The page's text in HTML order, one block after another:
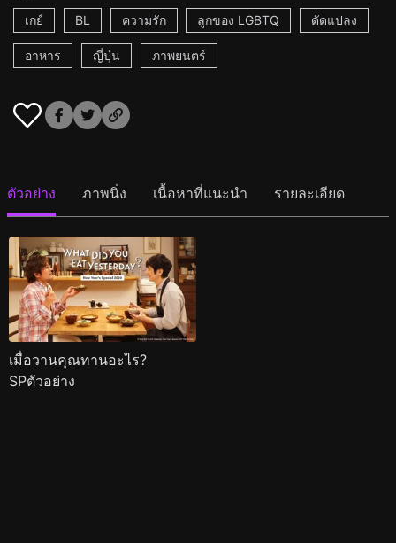
เกย์
BL ความรัก ลูกของ LGBTQ ดัดแปลง
อาหาร ญี่ปุ่น ภาพยนตร์
ตัวอย่าง ภาพนิ่ง เนื้อหาที่แนะนำ รายละเอียด
เมื่อวานคุณทานอะไร?
SPตัวอย่าง